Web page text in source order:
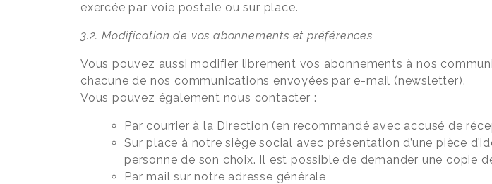
exercée par voie postale ou sur place.
3.2. Modification de vos abonnements et préférences
Vous pouvez aussi modifier librement vos abonnements à nos
chacune de nos communications envoyées par e-mail (newsletter).
Vous pouvez également nous contacter :
Par courrier à la Direction (en recommandé avec accusé de
Sur place à notre siège social avec présentation d’une pièce
personne de son choix. Il est possible de demander une copie
Par mail sur notre adresse générale